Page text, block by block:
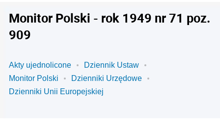
Monitor Polski - rok 1949 nr 71 poz.
909
Akty ujednolicone
Dziennik Ustaw
Monitor Polski
Dzienniki Urzędowe
Dzienniki Unii Europejskiej